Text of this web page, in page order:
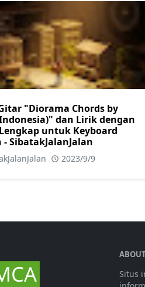
"Diorama Chords by
dan Lirik dengan
untuk Keyboard
- SibatakJalanJalan
2023/9/9
Situs